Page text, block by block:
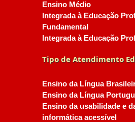
Ensino Médio
Integrada à Educação
Fundamental
Integrada à Educação
Tipo de Atendimento
Ensino da Língua
Ensino da Língua
Ensino da usabilidade e
informática acessível